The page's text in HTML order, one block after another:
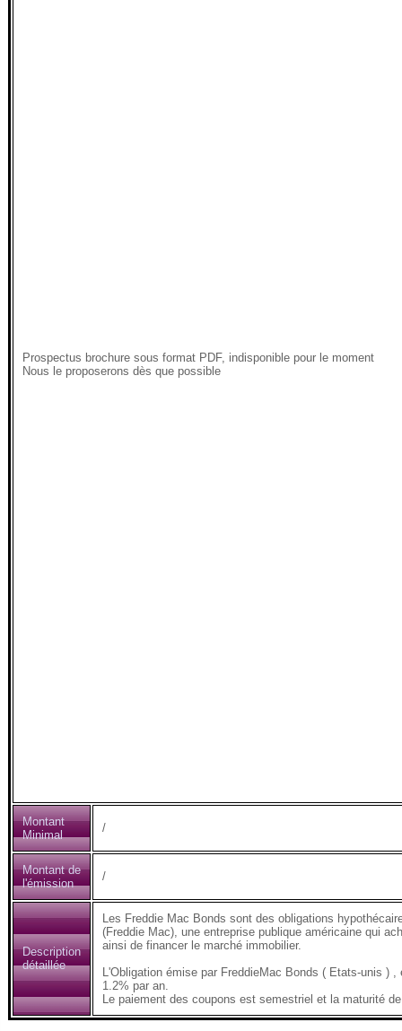
Prospectus brochure sous format PDF, indisponible pour le moment
Nous le proposerons dès que possible
Montant
Minimal
/
Montant de
l'émission
/
Description
détaillée
Les Freddie Mac Bonds sont des obligations
(Freddie Mac), une entreprise publique américaine qui
ainsi de financer le marché immobilier.
L'Obligation émise par FreddieMac Bonds ( Etats-unis )
1.2% par an.
Le paiement des coupons est semestriel et la maturité